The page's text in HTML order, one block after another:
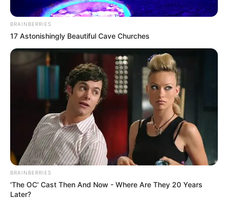
BRAINBERRIES
17 Astonishingly Beautiful Cave Churches
BRAINBERRIES
'The OC' Cast Then And Now - Where Are They 20 Years
Later?